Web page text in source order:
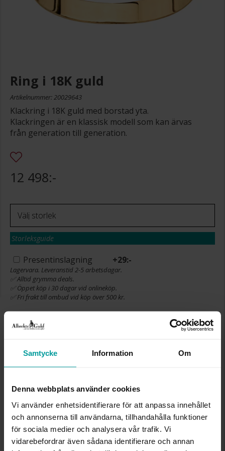
Samtycke Information Om
Denna webbplats använder cookies
Vi använder enhetsidentifierare för att anpassa innehållet
och annonserna till användarna, tillhandahålla funktioner
för sociala medier och analysera vår trafik. Vi
vidarebefordrar även sådana identifierare och annan
Ring i 18K guld
Artikelnummer: 20029643
Klackring i 18K guld med borstad yta.
Klackringen är en klassisk modell som kan ärvas
från generation till generation.
12 498:-
Storleksguide
Presentinslagning +29:-
Lagervara. Leveranstid 2-5 arbetsdagar.
✅ Alltid grymma deals.
✅ Öppet köp i 30 dagar vid onlineköp.
✅ Fri frakt till ombud vid köp över 500 kr.
VÄLJ STORLEK FÖR ATT LÄGGA I
BREDD CA (MM)
3-12
VARUMÄRKE
Albrekts Guld
MATERIAL
Guld
ÄDELMETALL
18K Gold